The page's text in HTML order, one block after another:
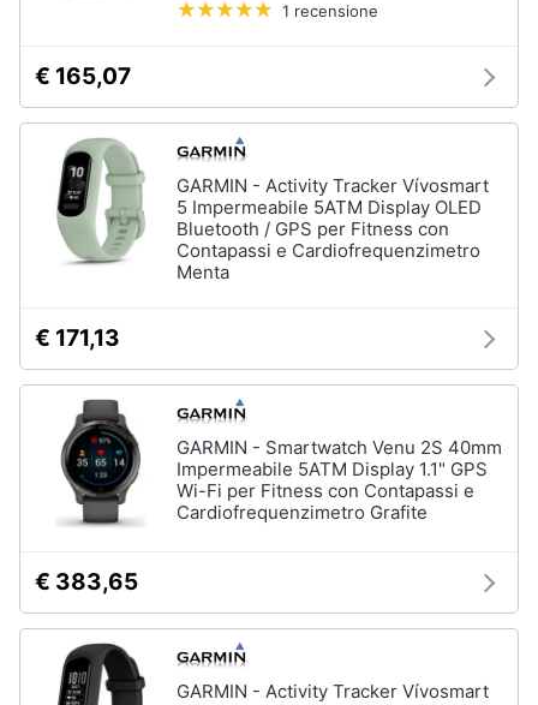
1 recensione
€ 165,07
GARMIN - Activity Tracker Vívosmart
5 Impermeabile 5ATM Display OLED
Bluetooth / GPS per Fitness con
Contapassi e Cardiofrequenzimetro
Menta
€ 171,13
GARMIN - Smartwatch Venu 2S 40mm
Impermeabile 5ATM Display 1.1" GPS
Wi-Fi per Fitness con Contapassi e
Cardiofrequenzimetro Grafite
€ 383,65
GARMIN - Activity Tracker Vívosmart